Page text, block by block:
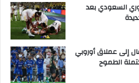
السعودي بعد
إلى عملاق أوروبي
الطموح